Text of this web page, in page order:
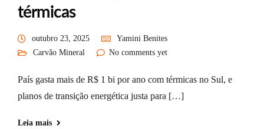
térmicas
outubro 23, 2025
Yamini Benites
Carvão Mineral
No comments yet
País gasta mais de R$ 1 bi por ano com térmicas no Sul, e
planos de transição energética justa para […]
Leia mais